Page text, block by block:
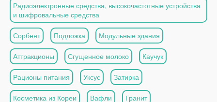
Радиоэлектронные средства, высокочастотные устройства
и шифровальные средства
Сорбент Подложка Модульные здания
Аттракционы Сгущенное молоко Каучук
Рационы питания Уксус Затирка
Косметика из Кореи Вафли Гранит